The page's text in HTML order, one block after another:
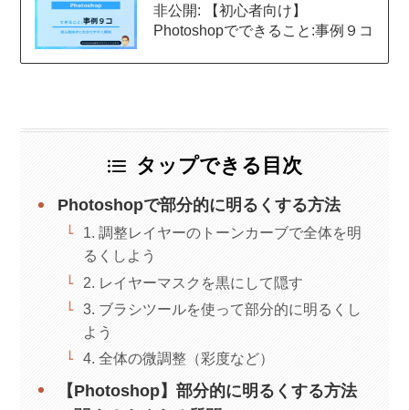
非公開: 【初心者向け】
Photoshopでできること:事例９コ
タップできる目次
Photoshopで部分的に明るくする方法
1. 調整レイヤーのトーンカーブで全体を明
るくしよう
2. レイヤーマスクを黒にして隠す
3. ブラシツールを使って部分的に明るくし
よう
4. 全体の微調整（彩度など）
【Photoshop】部分的に明るくする方法